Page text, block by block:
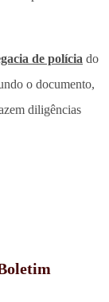
de polícia do
o documento,
diligências